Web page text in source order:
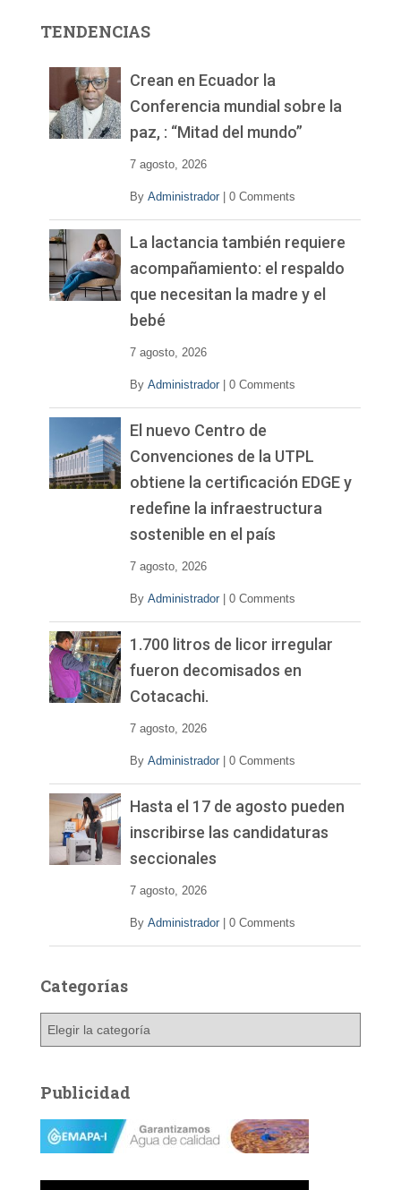
d
TENDENCIAS
Crean en Ecuador la
Conferencia mundial sobre la
paz, : “Mitad del mundo”
7 agosto, 2026
By Administrador 0 Comments
La lactancia también requiere
acompañamiento: el respaldo
que necesitan la madre y el
bebé
7 agosto, 2026
By Administrador 0 Comments
El nuevo Centro de
Convenciones de la UTPL
obtiene la certificación EDGE y
redefine la infraestructura
sostenible en el país
7 agosto, 2026
By Administrador 0 Comments
1.700 litros de licor irregular
fueron decomisados en
Cotacachi.
7 agosto, 2026
By Administrador 0 Comments
Hasta el 17 de agosto pueden
inscribirse las candidaturas
seccionales
7 agosto, 2026
By Administrador 0 Comments
Categorías
g
o
a
Publicidad